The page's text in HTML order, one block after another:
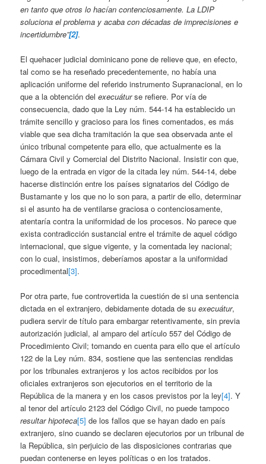
en tanto que otros lo hacían contenciosamente. La LDIP
soluciona el problema y acaba con décadas de imprecisiones e
incertidumbre”[2].
El quehacer judicial dominicano pone de relieve que, en efecto,
tal como se ha reseñado precedentemente, no había una
aplicación uniforme del referido instrumento Supranacional, en lo
que a la obtención delexecuáturse refiere. Por vía de
consecuencia, dado que la Ley núm. 544-14 ha establecido un
trámite sencillo y gracioso para los fines comentados, es más
viable que sea dicha tramitación la que sea observada ante el
único tribunal competente para ello, que actualmente es la
Cámara Civil y Comercial del Distrito Nacional. Insistir con que,
luego de la entrada en vigor de la citada ley núm. 544-14, debe
hacerse distinción entre los países signatarios del Código de
Bustamante y los que no lo son para, a partir de ello, determinar
si el asunto ha de ventilarse graciosa o contenciosamente,
atentaría contra la uniformidad de los procesos. No parece que
exista contradicción sustancial entre el trámite de aquel código
internacional, que sigue vigente, y la comentada ley nacional;
con lo cual, insistimos, deberíamos apostar a la uniformidad
procedimental[3].
Por otra parte, fue controvertida la cuestión de si una sentencia
dictada en el extranjero, debidamente dotada de suexecuátur,
pudiera servir de título para embargar retentivamente, sin previa
autorización judicial, al amparo del artículo 557 del Código de
Procedimiento Civil; tomando en cuenta para ello que el artículo
122 de la Ley núm. 834, sostiene que las sentencias rendidas
por los tribunales extranjeros y los actos recibidos por los
oficiales extranjeros son ejecutorios en el territorio de la
República de la manera y en los casos previstos por la ley[4]. Y
al tenor del artículo 2123 del Código Civil, no puede tampoco
resultar hipoteca[5] de los fallos que se hayan dado en país
extranjero, sino cuando se declaren ejecutorios por un tribunal de
la República, sin perjuicio de las disposiciones contrarias que
puedan contenerse en leyes políticas o en los tratados.